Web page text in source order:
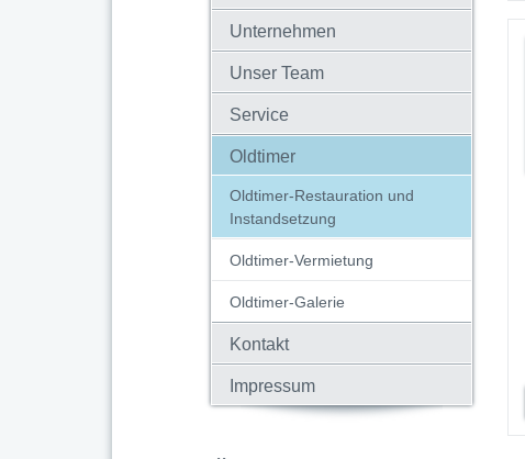
Unternehmen
Unser Team
Service
Oldtimer
Oldtimer-Restauration und
Instandsetzung
Oldtimer-Vermietung
Oldtimer-Galerie
Kontakt
Impressum